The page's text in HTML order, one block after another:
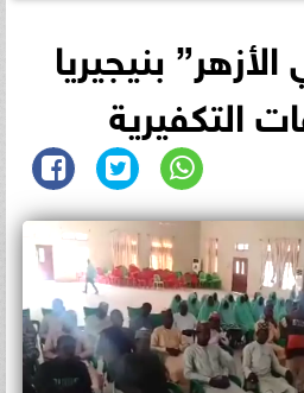
بنيجيريا
التكفيرية